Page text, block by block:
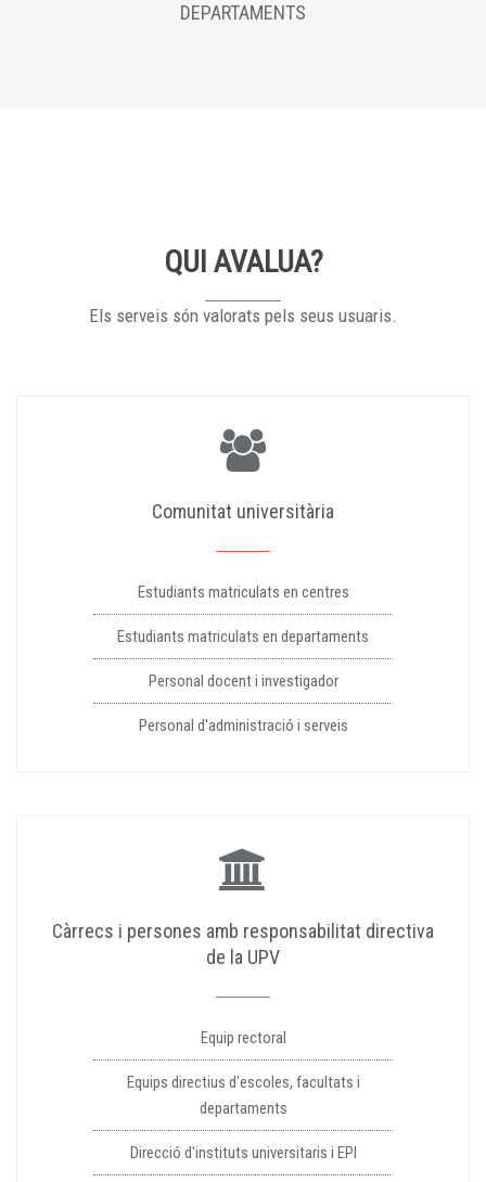
DEPARTAMENTS
QUI AVALUA?
Els serveis són valorats pels seus usuaris.
Comunitat universitària
Estudiants matriculats en centres
Estudiants matriculats en departaments
Personal docent i investigador
Personal d'administració i serveis
Càrrecs i persones amb responsabilitat directiva
de la UPV
Equip rectoral
Equips directius d'escoles, facultats i
departaments
Direcció d'instituts universitaris i EPI